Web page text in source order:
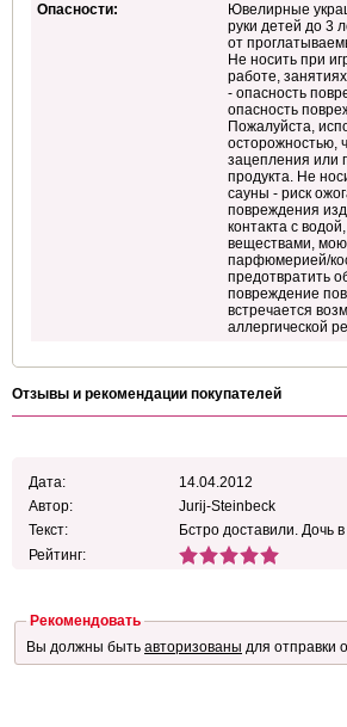
Опасности:
Ювелирные
руки детей до 3
от
Не носить при
работе,
- опасность
опасность
Пожалуйста,
осторожностью,
зацепления или
продукта. Не
сауны - риск
повреждения
контакта с
веществами,
парфюмерией/
предотвратить
повреждение
встречается
аллергической
Отзывы и рекомендации покупателей
Дата:
14.04.2012
Автор:
Jurij-Steinbeck
Текст:
Бстро доставили. Дочь в
Рейтинг:
Рекомендовать
Вы должны быть авторизованы для отправки